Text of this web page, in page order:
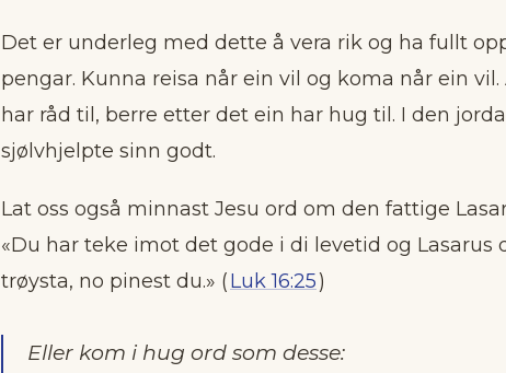
Det er underleg med dette å vera rik og ha fullt
pengar. Kunna reisa når ein vil og koma når ein
har råd til, berre etter det ein har hug til. I den
sjølvhjelpte sinn godt.
Lat oss også minnast Jesu ord om den fattige
«Du har teke imot det gode i di leve­tid og Lasarus
trøysta, no pinest du.» (Luk 16:25)
Eller kom i hug ord som desse: